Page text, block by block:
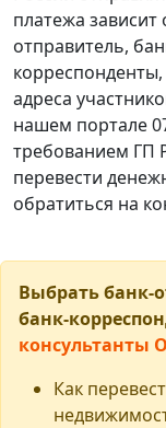
платежа зависит
отправитель,
адреса
нашем портале
требованием ГП
перевести
обратиться на
Выбрать банк-
банк-
консультанты
Как